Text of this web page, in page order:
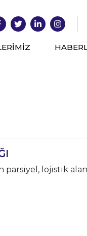
parsiyel, lojistik